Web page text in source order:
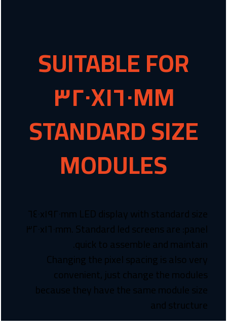
SUITABLE FOR
٣٢٠X١٦٠MM
STANDARD SIZE
MODULES
٦٤٠x١٩٢٠mm LED display with standard size
panel: ٣٢٠x١٦٠mm. Standard led screens are
quick to assemble and maintain.
Changing the pixel spacing is also very
convenient, just change the modules
because they have the same module size
and structure